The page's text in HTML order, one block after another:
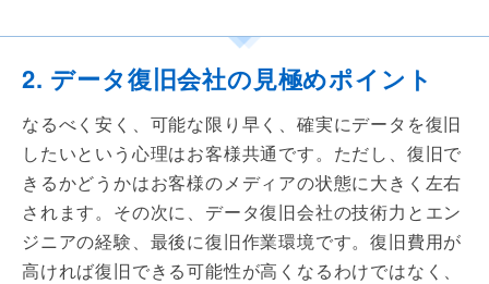
2. データ復旧会社の見極めポイント
なるべく安く、可能な限り早く、確実にデータを復旧
したいという心理はお客様共通です。ただし、復旧で
きるかどうかはお客様のメディアの状態に大きく左右
されます。その次に、データ復旧会社の技術力とエン
ジニアの経験、最後に復旧作業環境です。復旧費用が
高ければ復旧できる可能性が高くなるわけではなく、